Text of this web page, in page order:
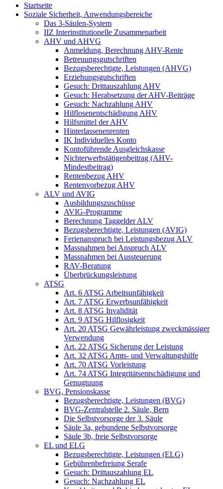
Startseite
Soziale Sicherheit, Anwendungsbereiche
Das 3-Säulen-System
IIZ Interinstitutionelle Zusammenarbeit
AHV und AHVG
Anmeldung, Berechnung AHV-Rente
Betreuungsgutschriften
Bezugsberechtigte, Leistungen (AHVG)
Erziehungsgutschriften
Gesuch: Drittauszahlung AHV
Gesuch: Herabsetzung der AHV-Beiträge
Gesuch: Nachzahlung AHV
Hilflosenentschädigung AHV
Hilfsmittel der AHV
Hinterlassenenrenten
IK Individuelles Konto
Kontoführende Ausgleichskasse
Nichterwerbstätigenbeitrag (AHV-
Mindestbeitrag)
Rentenbezug AHV
Rentenvorbezug AHV
ALV und AVIG
Ausbildungszuschüsse
AVIG-Programme
Berechnung Taggelder ALV
Bezugsberechtigte, Leistungen (AVIG)
Ferienanspruch bei Leistungsbezug ALV
Massnahmen bei Anspruch ALV
Massnahmen bei Aussteuerung
RAV-Beratung
Überbrückungsleistung
ATSG
Art. 6 ATSG Arbeitsunfähigkeit
Art. 7 ATSG Erwerbsunfähigkeit
Art. 8 ATSG Invalidität
Art. 9 ATSG Hilflosigkeit
Art. 20 ATSG Gewährleistung zweckmässiger
Verwendung
Art. 22 ATSG Sicherung der Leistung
Art. 32 ATSG Amts- und Verwaltungshilfe
Art. 70 ATSG Vorleistung
Art. 74 ATSG Integritätsentschädigung und
Genugtuung
BVG, Pensionskasse
Bezugsberechtigte, Leistungen (BVG)
BVG-Zentralstelle 2. Säule, Bern
Die Selbstvorsorge der 3. Säule
Säule 3a, gebundene Selbstvorsorge
Säule 3b, freie Selbstvorsorge
EL und ELG
Bezugsberechtigte, Leistungen (ELG)
Gebührenbefreiung Serafe
Gesuch: Drittauszahlung EL
Gesuch: Nachzahlung EL